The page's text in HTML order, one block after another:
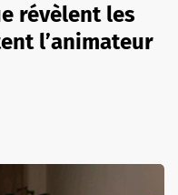
révèlent les
l’animateur